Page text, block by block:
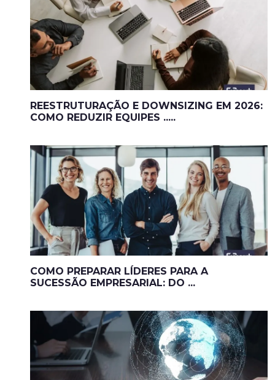
REESTRUTURAÇÃO E DOWNSIZING EM 2026:
COMO REDUZIR EQUIPES .....
COMO PREPARAR LÍDERES PARA A
SUCESSÃO EMPRESARIAL: DO ...